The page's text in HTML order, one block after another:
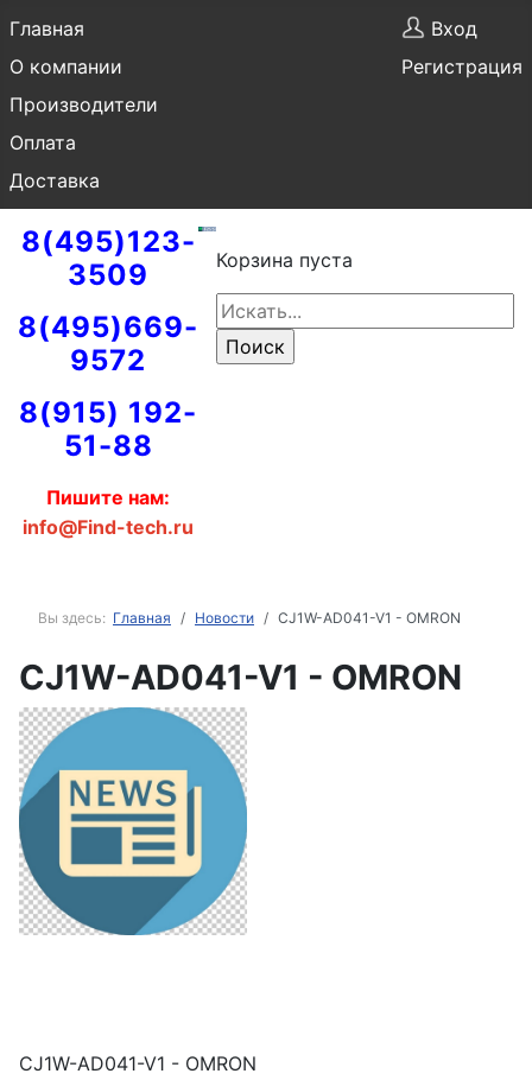
Главная
О компании
Производители
Оплата
Доставка
Вход
Регистрация
8(495)123-
3509
8(495)669-
9572
8(915) 192-
51-88
Пишите нам:
info@Find-tech.ru
Корзина пуста
Вы здесь: Главная Новости CJ1W-AD041-V1 - OMRON
CJ1W-AD041-V1 - OMRON
CJ1W-AD041-V1 - OMRON